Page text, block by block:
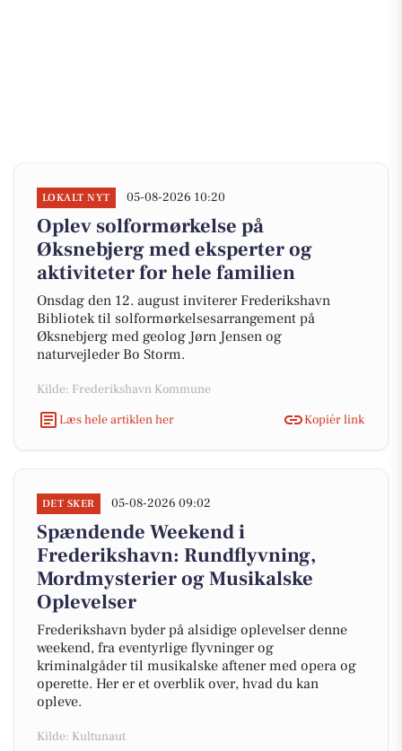
LOKALT NYT 05-08-2026 10:20
Oplev solformørkelse på
Øksnebjerg med eksperter og
aktiviteter for hele familien
Onsdag den 12. august inviterer Frederikshavn
Bibliotek til solformørkelsesarrangement på
Øksnebjerg med geolog Jørn Jensen og
naturvejleder Bo Storm.
Kilde: Frederikshavn Kommune
Læs hele artiklen her
Kopiér link
DET SKER 05-08-2026 09:02
Spændende Weekend i
Frederikshavn: Rundflyvning,
Mordmysterier og Musikalske
Oplevelser
Frederikshavn byder på alsidige oplevelser denne
weekend, fra eventyrlige flyvninger og
kriminalgåder til musikalske aftener med opera og
operette. Her er et overblik over, hvad du kan
opleve.
Kilde: Kultunaut